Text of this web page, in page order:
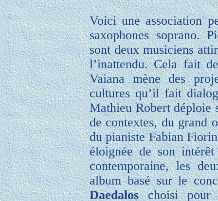
Voici une association
saxophones soprano.
sont deux musiciens
l’inattendu. Cela fait
Vaiana mène des
cultures qu’il fait
Mathieu Robert déploie
de contextes, du grand
du pianiste Fabian
éloignée de son
contemporaine, les
album basé sur le
Daedaloschoisi pour